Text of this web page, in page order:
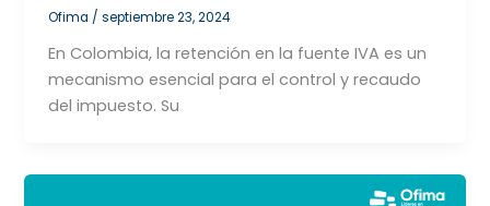
Ofima /septiembre 23, 2024
En Colombia, la retención en la fuente IVA es un
mecanismo esencial para el control y recaudo
del impuesto. Su